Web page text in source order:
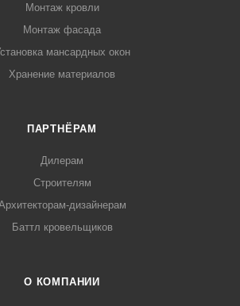
Монтаж кровли
Монтаж фасада
мансардных окон
Хранение материалов
ПАРТНЁРАМ
Дилерам
Строителям
дизайнерам
Баттл кровельщиков
О КОМПАНИИ